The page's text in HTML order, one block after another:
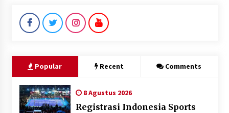
Popular Recent Comments
8 Agustus 2026
Registrasi Indonesia Sports